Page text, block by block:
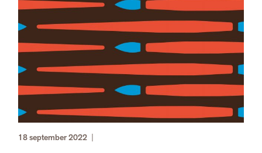
18 september 2022 |